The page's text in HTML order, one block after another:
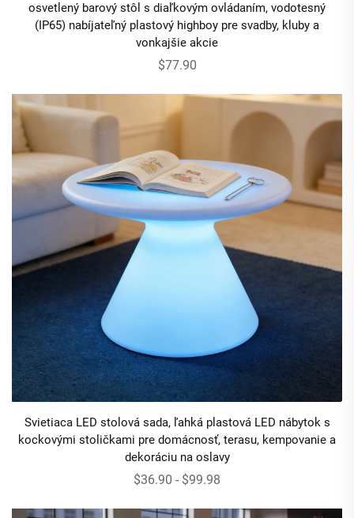
osvetlený barový stôl s diaľkovým ovládaním, vodotesný
(IP65) nabíjateľný plastový highboy pre svadby, kluby a
vonkajšie akcie
$77.90
Svietiaca LED stolová sada, ľahká plastová LED nábytok s
kockovými stoličkami pre domácnosť, terasu, kempovanie a
dekoráciu na oslavy
$36.90 - $99.98